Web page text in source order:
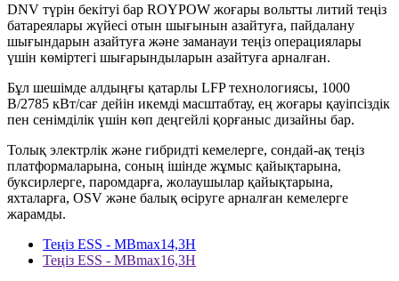
DNV түрін бекітуі бар ROYPOW жоғары вольтты литий теңіз
батареялары жүйесі отын шығынын азайтуға, пайдалану
шығындарын азайтуға және заманауи теңіз операциялары
үшін көміртегі шығарындыларын азайтуға арналған.
Бұл шешімде алдыңғы қатарлы LFP технологиясы, 1000
В/2785 кВт/сағ дейін икемді масштабтау, ең жоғары қауіпсіздік
пен сенімділік үшін көп деңгейлі қорғаныс дизайны бар.
Толық электрлік және гибридті кемелерге, сондай-ақ теңіз
платформаларына, соның ішінде жұмыс қайықтарына,
буксирлерге, паромдарға, жолаушылар қайықтарына,
яхталарға, OSV және балық өсіруге арналған кемелерге
жарамды.
Теңіз ESS - MBmax14,3H
Теңіз ESS - MBmax16,3H